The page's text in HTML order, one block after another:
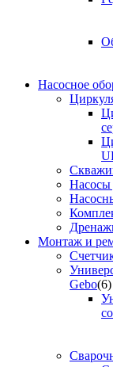
Насосное
Насосы
Монтаж и
Gebo(6)